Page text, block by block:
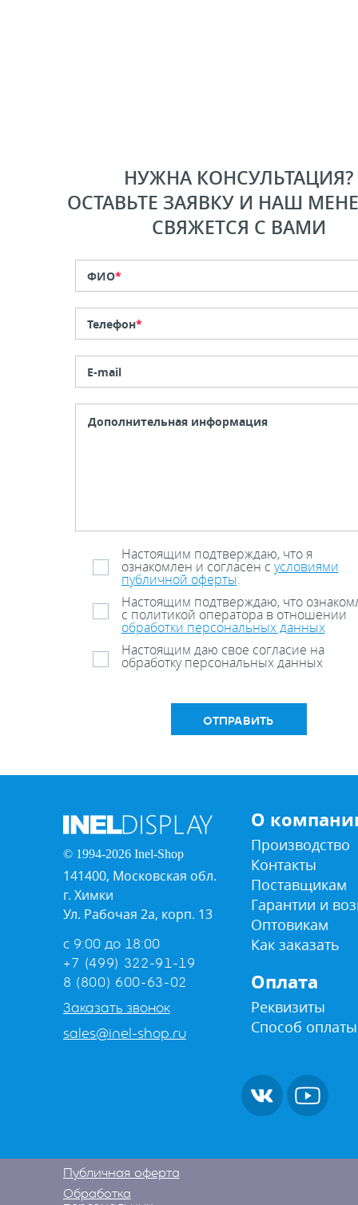
НУЖНА КОНСУЛЬТАЦИЯ?
ОСТАВЬТЕ ЗАЯВКУ И НАШ
СВЯЖЕТСЯ С ВАМИ
ФИО*
Телефон*
E-mail
Настоящим подтверждаю, что я
ознакомлен и согласен с условиями
публичной оферты.
Настоящим подтверждаю, что
с политикой оператора в отношении
обработки персональных данных
Настоящим даю свое согласие на
обработку персональных данных
ОТПРАВИТЬ
© 1994-2026 Inel-Shop
141400, Московская обл.
г. Химки
Ул. Рабочая 2а, корп. 13
с 9:00 до 18:00
+7 (499) 322-91-19
8 (800) 600-63-02
Заказать звонок
sales@inel-shop.ru
О
Производство
Контакты
Поставщикам
Гарантии и
Оптовикам
Как заказать
Оплата
Реквизиты
Способ оплаты
Публичная оферта
Обработка